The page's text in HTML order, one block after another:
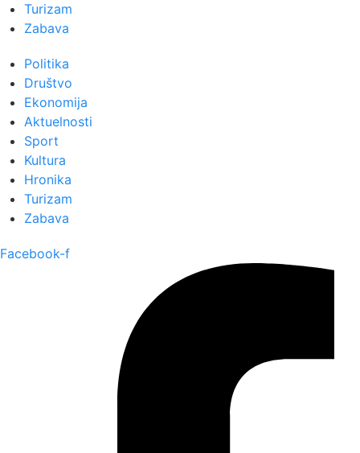
Turizam
Zabava
Politika
Društvo
Ekonomija
Aktuelnosti
Sport
Kultura
Hronika
Turizam
Zabava
Facebook-f